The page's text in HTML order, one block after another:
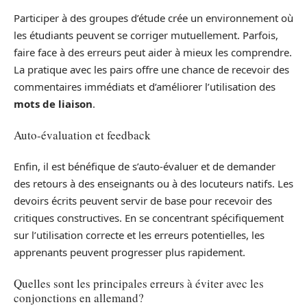
Participer à des groupes d’étude crée un environnement où
les étudiants peuvent se corriger mutuellement. Parfois,
faire face à des erreurs peut aider à mieux les comprendre.
La pratique avec les pairs offre une chance de recevoir des
commentaires immédiats et d’améliorer l’utilisation des
mots de liaison.
Auto-évaluation et feedback
Enfin, il est bénéfique de s’auto-évaluer et de demander
des retours à des enseignants ou à des locuteurs natifs. Les
devoirs écrits peuvent servir de base pour recevoir des
critiques constructives. En se concentrant spécifiquement
sur l’utilisation correcte et les erreurs potentielles, les
apprenants peuvent progresser plus rapidement.
Quelles sont les principales erreurs à éviter avec les
conjonctions en allemand?